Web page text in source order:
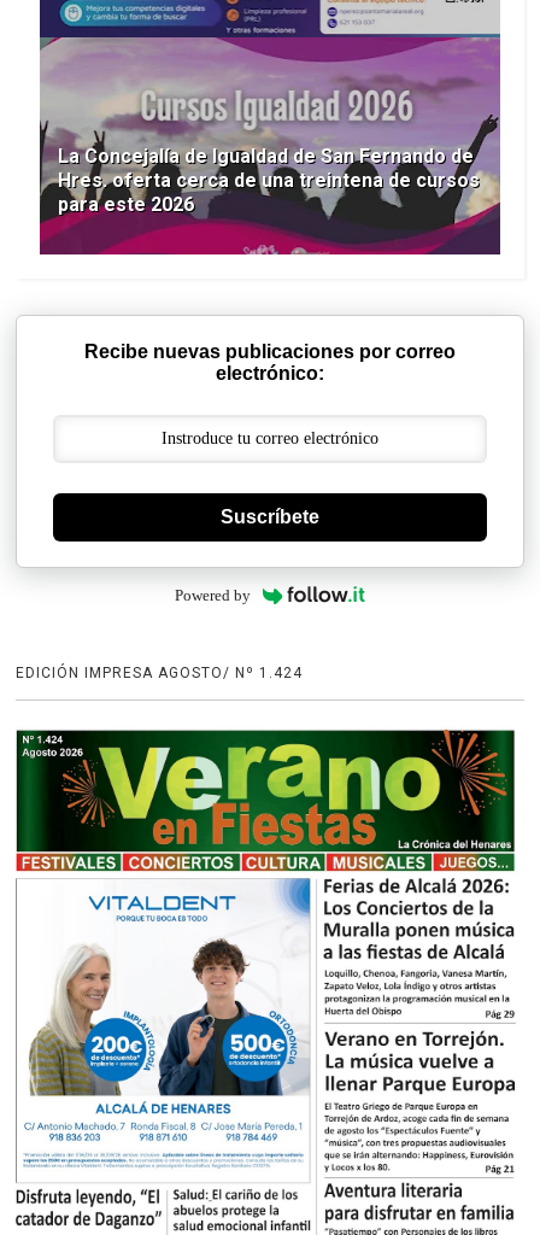
La Concejalía de Igualdad de San Fernando de
Hres. oferta cerca de una treintena de cursos
para este 2026
Recibe nuevas publicaciones por correo
electrónico:
Suscríbete
Powered by
EDICIÓN IMPRESA AGOSTO/ Nº 1.424